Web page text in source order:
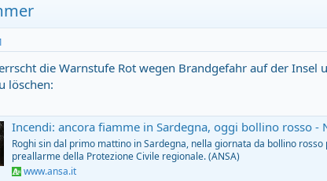
die Warnstufe Rot wegen Brandgefahr auf der Insel
löschen:
Incendi: ancora fiamme in Sardegna, oggi bollino rosso -
Roghi sin dal primo mattino in Sardegna, nella giornata da bollino
preallarme della Protezione Civile regionale. (ANSA)
www.ansa.it